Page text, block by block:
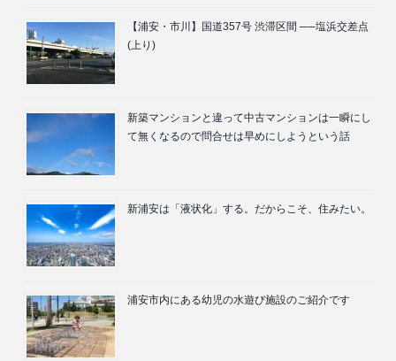
【浦安・市川】国道357号 渋滞区間 ──塩浜交差点
(上り)
新築マンションと違って中古マンションは一瞬にし
て無くなるので問合せは早めにしようという話
新浦安は「液状化」する。だからこそ、住みたい。
浦安市内にある幼児の水遊び施設のご紹介です